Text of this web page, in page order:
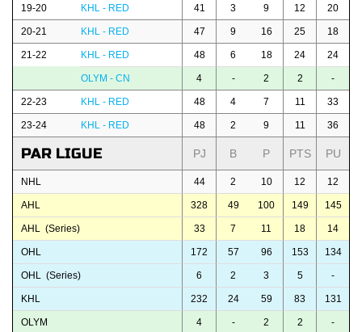
19-20 KHL - RED 41 3 9 12 20
20-21 KHL - RED 47 9 16 25 18
21-22 KHL - RED 48 6 18 24 24
OLYM - CN 4 - 2 2 -
22-23 KHL - RED 48 4 7 11 33
23-24 KHL - RED 48 2 9 11 36
PAR LIGUE PJ B P PTS PU
NHL 44 2 10 12 12
AHL 328 49 100 149 145
AHL (Series) 33 7 11 18 14
OHL 172 57 96 153 134
OHL (Series) 6 2 3 5 -
KHL 232 24 59 83 131
OLYM 4 - 2 2 -